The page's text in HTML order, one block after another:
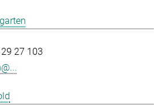
27 103